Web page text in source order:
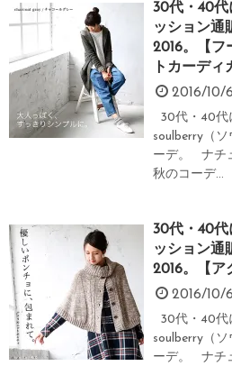
30代・40代
ッション通
2016。【フ
トカーディ
2016/10/6
30代・40代
soulberry（
ーデ。 ナチ
秋のコーデ...
30代・40代
ッション通
2016。【ア
2016/10/6
30代・40代
soulberry（
ーデ。 ナチ